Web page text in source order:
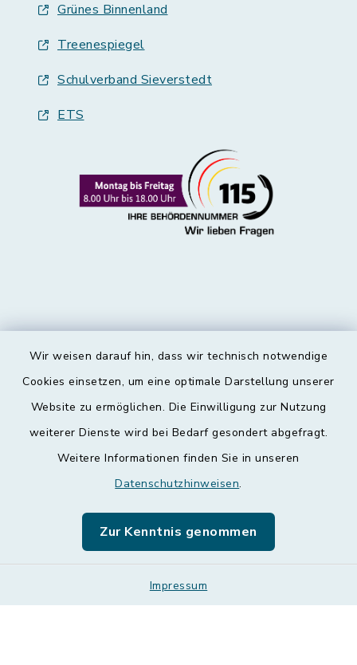
Wir weisen darauf hin, dass wir technisch notwendige
Cookies einsetzen, um eine optimale Darstellung unserer
Website zu ermöglichen. Die Einwilligung zur Nutzung
weiterer Dienste wird bei Bedarf gesondert abgefragt.
Weitere Informationen finden Sie in unseren
Datenschutzhinweisen.
Zur Kenntnis genommen
Impressum
Grünes Binnenland
Treenespiegel
Schulverband Sieverstedt
ETS
Kontakt
Datenschutz
Leichte Sprache
Sitemap